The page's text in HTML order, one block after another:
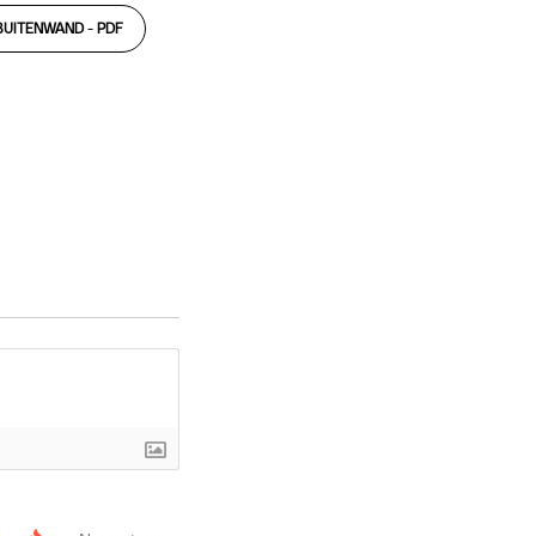
- PDF